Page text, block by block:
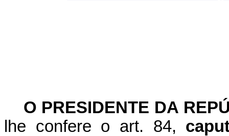
O PRESIDENTE DA
lhe confere o art. 84,